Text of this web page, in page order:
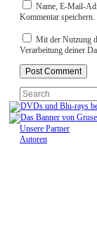
Name, E-Mail-
Kommentar speichern.
Mit der Nutzung
Verarbeitung deiner
Unsere Partner
Autoren